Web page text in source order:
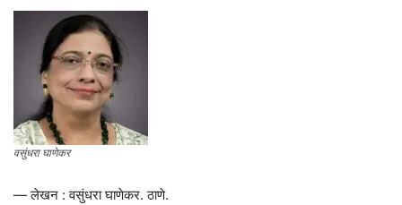
वसुंधरा घाणेकर
— लेखन : वसुंधरा घाणेकर. ठाणे.